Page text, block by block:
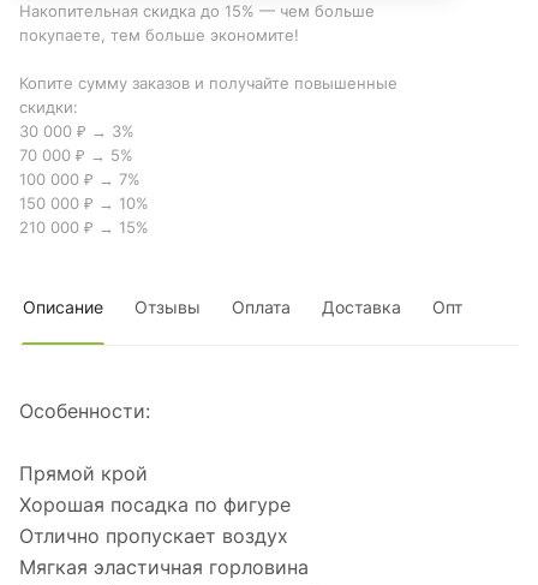
Накопительная скидка до 15% — чем больше
покупаете, тем больше экономите!
Копите сумму заказов и получайте повышенные
скидки:
30 000 ₽ → 3%
70 000 ₽ → 5%
100 000 ₽ → 7%
150 000 ₽ → 10%
210 000 ₽ → 15%
Описание Отзывы Оплата Доставка Опт
Особенности:
Прямой крой
Хорошая посадка по фигуре
Отлично пропускает воздух
Мягкая эластичная горловина